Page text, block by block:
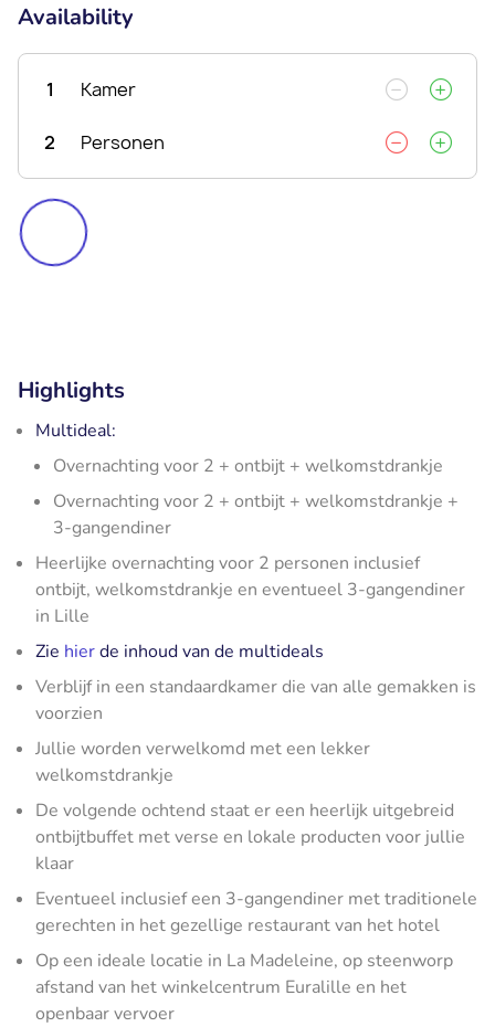
Availability
1 Kamer
2 Personen
Highlights
Multideal:
Overnachting voor 2 + ontbijt + welkomstdrankje
Overnachting voor 2 + ontbijt + welkomstdrankje +
3-gangendiner
Heerlijke overnachting voor 2 personen inclusief
ontbijt, welkomstdrankje en eventueel 3-gangendiner
in Lille
Zie hierde inhoud van de multideals
Verblijf in een standaardkamer die van alle gemakken is
voorzien
Jullie worden verwelkomd met een lekker
welkomstdrankje
De volgende ochtend staat er een heerlijk uitgebreid
ontbijtbuffet met verse en lokale producten voor jullie
klaar
Eventueel inclusief een 3-gangendiner met traditionele
gerechten in het gezellige restaurant van het hotel
Op een ideale locatie in La Madeleine, op steenworp
afstand van het winkelcentrum Euralille en het
openbaar vervoer